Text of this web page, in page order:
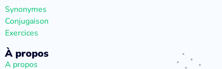
Synonymes
Conjugaison
Exercices
À propos
A propos